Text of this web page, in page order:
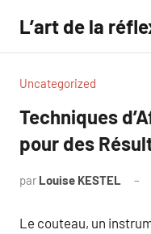
contenu
L’art de la
Uncategorized
Techniques
pour des
par Louise KESTEL
Le couteau, un